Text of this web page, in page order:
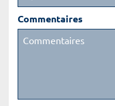
Commentaires